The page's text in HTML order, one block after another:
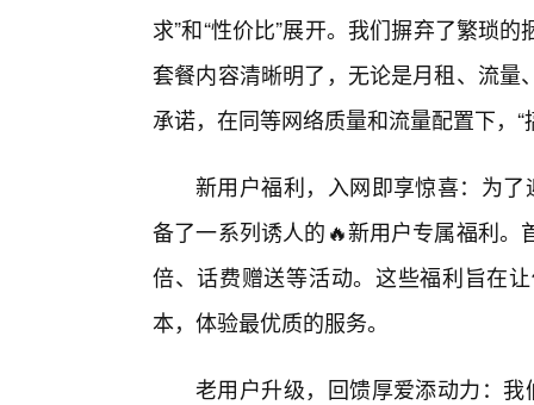
求”和“性价比”展开。我们摒弃了繁琐
套餐内容清晰明了，无论是月租、流
承诺，在同等网络质量和流量配置下，
新用户福利，入网即享惊喜：为了
备了一系列诱人的🔥新用户专属福利
倍、话费赠送等活动。这些福利旨在
本，体验最优质的服务。
老用户升级，回馈厚爱添动力：我